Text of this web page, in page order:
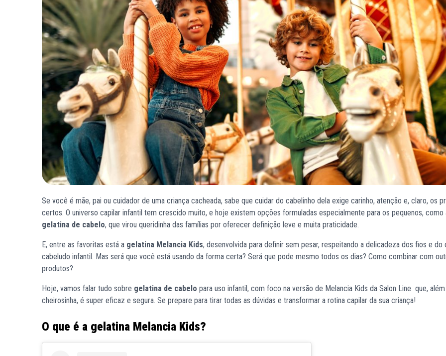
Se você é mãe, pai ou cuidador de uma criança cacheada, sabe que cuidar do cabelinho dela exige carinho, atenção e, claro, os
certos. O universo capilar infantil tem crescido muito, e hoje existem opções formuladas especialmente para os pequenos, como
gelatina de cabelo, que virou queridinha das famílias por oferecer definição leve e muita praticidade.
E, entre as favoritas está a gelatina Melancia Kids, desenvolvida para definir sem pesar, respeitando a delicadeza dos fios e do
cabeludo infantil. Mas será que você está usando da forma certa? Será que pode mesmo todos os dias? Como combinar com
produtos?
Hoje, vamos falar tudo sobre gelatina de cabelo para uso infantil, com foco na versão de Melancia Kids da Salon Line que,
cheirosinha, é super eficaz e segura. Se prepare para tirar todas as dúvidas e transformar a rotina capilar da sua criança!
O que é a gelatina Melancia Kids?